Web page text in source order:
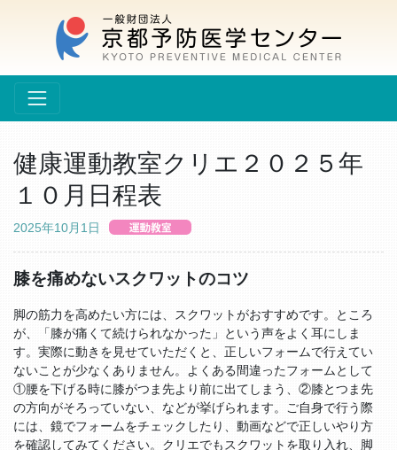
健康運動教室クリエ２０２５年
１０月日程表
2025年10月1日
膝を痛めないスクワットのコツ
脚の筋力を高めたい方には、スクワットがおすすめです。ところ
が、「膝が痛くて続けられなかった」という声をよく耳にしま
す。実際に動きを見せていただくと、正しいフォームで行えてい
ないことが少なくありません。よくある間違ったフォームとして
①腰を下げる時に膝がつま先より前に出てしまう、②膝とつま先
の方向がそろっていない、などが挙げられます。ご自身で行う際
には、鏡でフォームをチェックしたり、動画などで正しいやり方
を確認してみてください。クリエでもスクワットを取り入れ、脚